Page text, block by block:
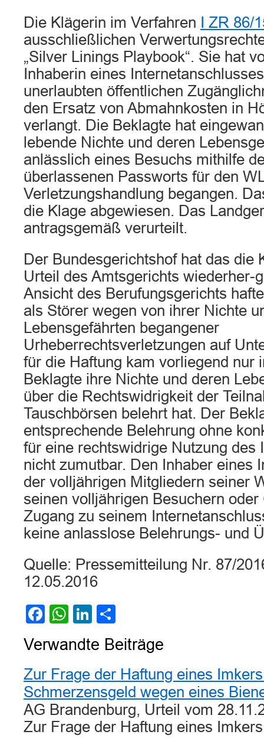
Die Klägerin im Verfahren
I ZR 86/
ausschließlichen
„Silver Linings Playbook“. Sie hat
Inhaberin eines
unerlaubten öffentlichen
den Ersatz von Abmahnkosten in
verlangt. Die Beklagte hat
lebende Nichte und deren
anlässlich eines Besuchs mithilfe
überlassenen Passworts für den
Verletzungshandlung begangen.
die Klage abgewiesen. Das
antragsgemäß verurteilt.
Der Bundesgerichtshof hat das die
Urteil des Amtsgerichts wiederher-
Ansicht des Berufungsgerichts
als Störer wegen von ihrer Nichte
Lebensgefährten begangener
Urheberrechtsverletzungen auf
für die Haftung kam vorliegend nur
Beklagte ihre Nichte und deren
über die Rechtswidrigkeit der
Tauschbörsen belehrt hat. Der
entsprechende Belehrung ohne
für eine rechtswidrige Nutzung des
nicht zumutbar. Den Inhaber eines
der volljährigen Mitgliedern seiner
seinen volljährigen Besuchern oder
Zugang zu seinem
keine anlasslose Belehrungs- und
Quelle: Pressemitteilung Nr. 87/
12.05.2016
Facebook
WhatsApp
LinkedIn
Verwandte Beiträge
Zur Frage der Haftung eines
Schmerzensgeld wegen eines
AG Brandenburg, Urteil vom
Zur Frage der Haftung eines